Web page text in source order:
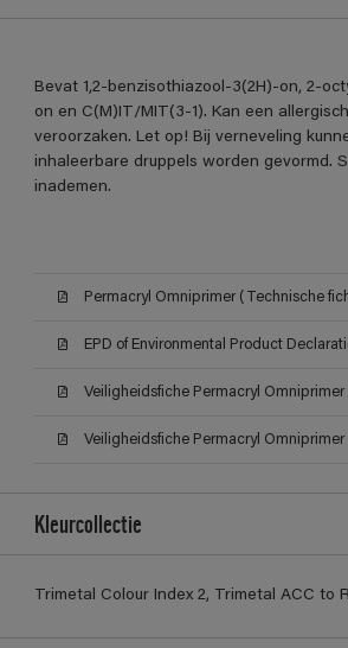
Bevat 1,2-benzisothiazool-3(2H)-on, 2-
on en C(M)IT/MIT(3-1). Kan een
veroorzaken. Let op! Bij verneveling
inhaleerbare druppels worden gevormd.
inademen.
Permacryl Omniprimer (Technische
EPD of Environmental Product
Veiligheidsfiche Permacryl Omniprimer
Veiligheidsfiche Permacryl Omniprimer
Kleurcollectie
Trimetal Colour Index 2, Trimetal ACC to